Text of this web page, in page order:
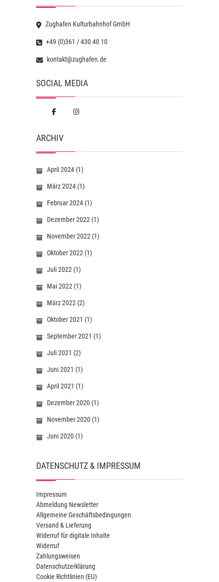
Zughafen Kulturbahnhof GmbH
+49 (0)361 / 430 40 10
kontakt@zughafen.de
SOCIAL MEDIA
ARCHIV
April 2024 (1)
März 2024 (1)
Februar 2024 (1)
Dezember 2022 (1)
November 2022 (1)
Oktober 2022 (1)
Juli 2022 (1)
Mai 2022 (1)
März 2022 (2)
Oktober 2021 (1)
September 2021 (1)
Juli 2021 (2)
Juni 2021 (1)
April 2021 (1)
Dezember 2020 (1)
November 2020 (1)
Juni 2020 (1)
DATENSCHUTZ & IMPRESSUM
Impressum
Abmeldung Newsletter
Allgemeine Geschäftsbedingungen
Versand & Lieferung
Widerruf für digitale Inhalte
Widerruf
Zahlungsweisen
Datenschutzerklärung
Cookie Richtlinien (EU)